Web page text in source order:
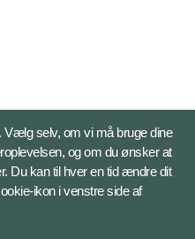
selv, om vi må bruge dine
og om du ønsker at
Du kan til hver en tid ændre dit
ikon i venstre side af